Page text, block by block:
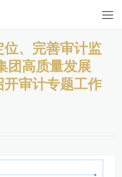
、完善审计监
团高质量发展
审计专题工作